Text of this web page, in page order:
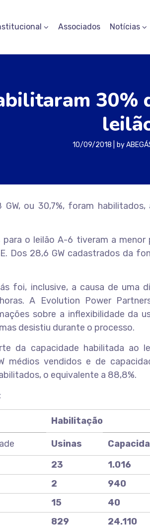
Associados Notícias
30%
10/09/2018 by
GW, ou 30,7%, foram
o leilão A-6 tiveram a
Dos 28,6 GW cadastrados da
foi, inclusive, a causa de uma
A Evolution Power
sobre a inflexibilidade da
desistiu durante o processo.
da capacidade habilitada ao
médios vendidos e de
o equivalente a 88,8%.
Habilitação
Usinas
23 1.016
2 940
15 40
829 24.110